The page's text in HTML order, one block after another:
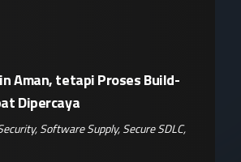
Aman, tetapi Proses Build-
Dipercaya
,Software Supply,Secure SDLC,